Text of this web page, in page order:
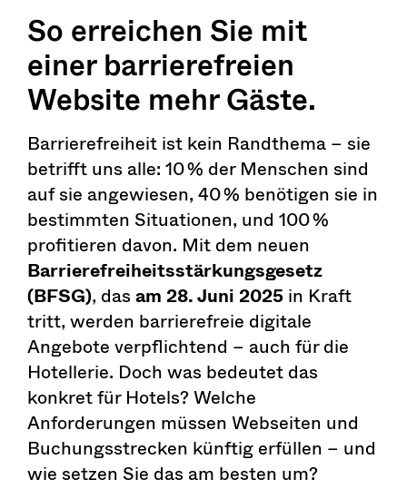
So erreichen Sie mit
einer barrierefreien
Website mehr Gäste.
Barrierefreiheit ist kein Randthema – sie
betrifft uns alle: 10 % der Menschen sind
auf sie angewiesen, 40 % benötigen sie in
bestimmten Situationen, und 100 %
profitieren davon. Mit dem neuen
Barrierefreiheitsstärkungsgesetz
(BFSG), dasam 28. Juni 2025in Kraft
tritt, werden barrierefreie digitale
Angebote verpflichtend – auch für die
Hotellerie. Doch was bedeutet das
konkret für Hotels? Welche
Anforderungen müssen Webseiten und
Buchungsstrecken künftig erfüllen – und
wie setzen Sie das am besten um?